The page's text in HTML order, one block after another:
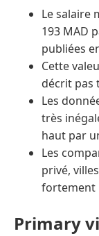
Le salaire
193 MAD
publiées
Cette
décrit pas
Les
très
haut par
Les
privé,
fortement
Primary